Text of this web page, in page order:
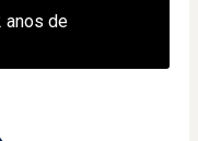
anos de